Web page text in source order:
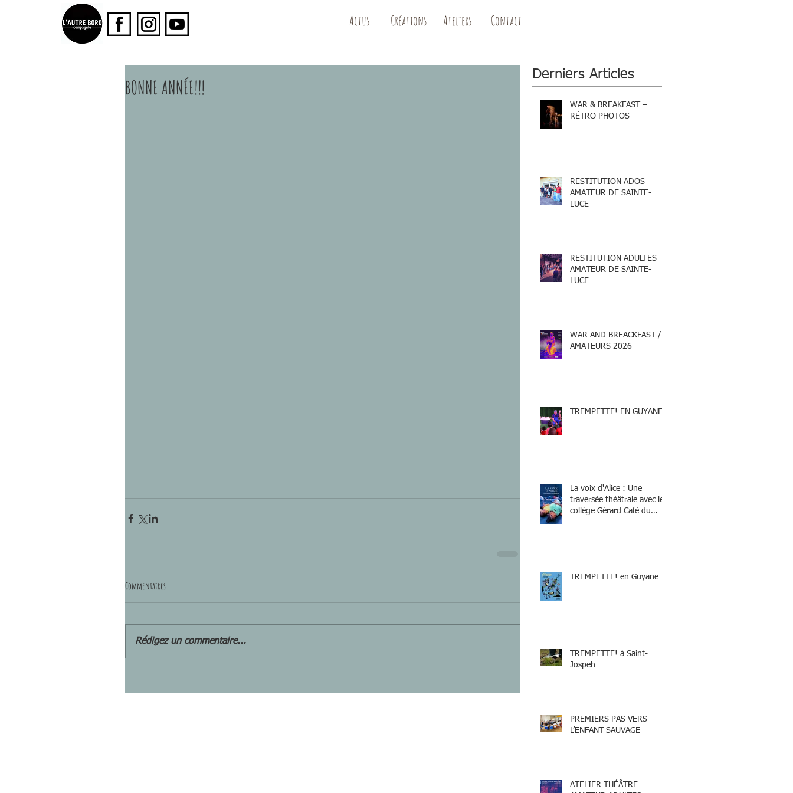
Actus Créations Ateliers Contact
BONNE ANNÉE!!!
Commentaires
Rédigez un commentaire...
Derniers Articles
WAR & BREAKFAST –
RÉTRO PHOTOS
RESTITUTION ADOS
AMATEUR DE SAINTE-
LUCE
RESTITUTION ADULTES
AMATEUR DE SAINTE-
LUCE
WAR AND BREACKFAST /
AMATEURS 2026
TREMPETTE! EN GUYANE
La voix d'Alice : Une
traversée théâtrale avec le
collège Gérard Café du
TREMPETTE! en Guyane
TREMPETTE! à Saint-
Jospeh
PREMIERS PAS VERS
L’ENFANT SAUVAGE
ATELIER THÉÂTRE